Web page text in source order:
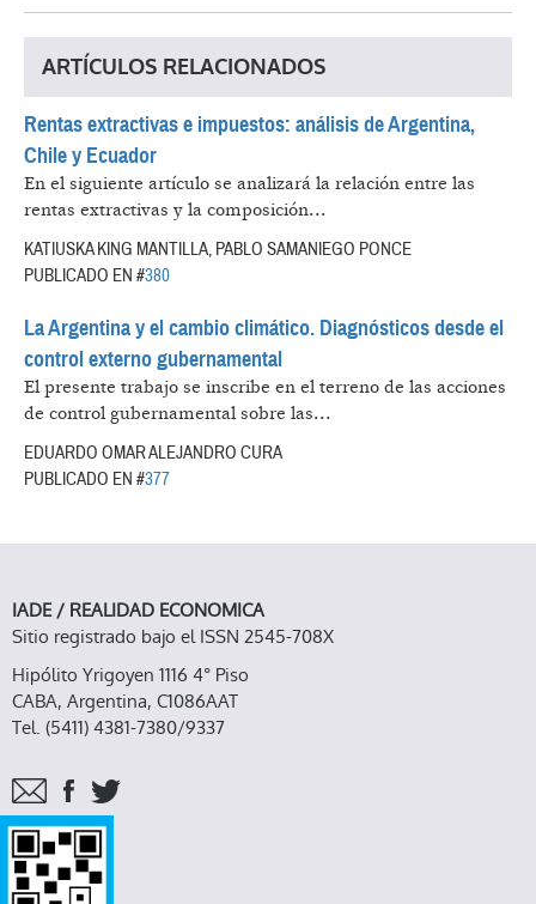
ARTÍCULOS RELACIONADOS
Rentas extractivas e impuestos: análisis de Argentina,
Chile y Ecuador
En el siguiente artículo se analizará la relación entre las
rentas extractivas y la composición...
KATIUSKA KING MANTILLA, PABLO SAMANIEGO PONCE
PUBLICADO EN #380
La Argentina y el cambio climático. Diagnósticos desde el
control externo gubernamental
El presente trabajo se inscribe en el terreno de las acciones
de control gubernamental sobre las...
EDUARDO OMAR ALEJANDRO CURA
PUBLICADO EN #377
IADE / REALIDAD ECONOMICA
Sitio registrado bajo el ISSN 2545-708X
Hipólito Yrigoyen 1116 4° Piso
CABA, Argentina, C1086AAT
Tel. (5411) 4381-7380/9337